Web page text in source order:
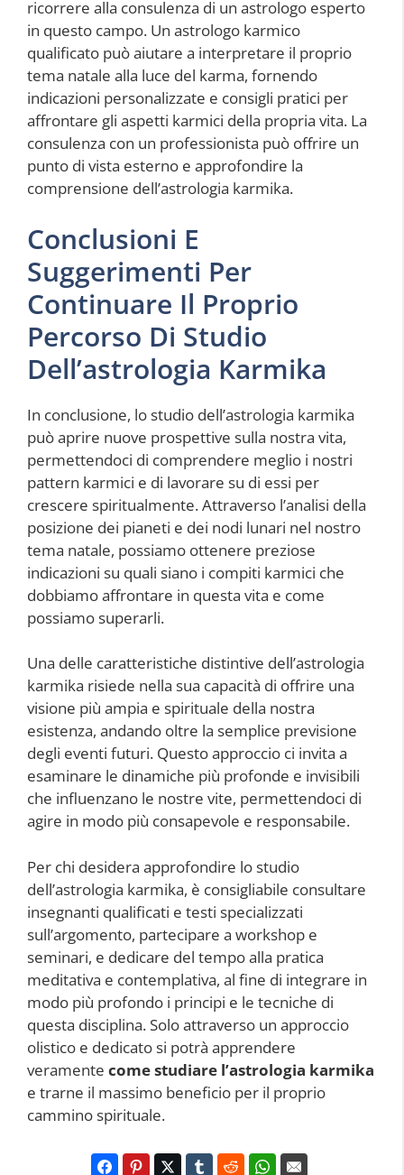
ricorrere alla consulenza di un astrologo esperto
in questo campo. Un astrologo karmico
qualificato può aiutare a interpretare il proprio
tema natale alla luce del karma, fornendo
indicazioni personalizzate e consigli pratici per
affrontare gli aspetti karmici della propria vita. La
consulenza con un professionista può offrire un
punto di vista esterno e approfondire la
comprensione dell’astrologia karmika.
Conclusioni E
Suggerimenti Per
Continuare Il Proprio
Percorso Di Studio
Dell’astrologia Karmika
In conclusione, lo studio dell’astrologia karmika
può aprire nuove prospettive sulla nostra vita,
permettendoci di comprendere meglio i nostri
pattern karmici e di lavorare su di essi per
crescere spiritualmente. Attraverso l’analisi della
posizione dei pianeti e dei nodi lunari nel nostro
tema natale, possiamo ottenere preziose
indicazioni su quali siano i compiti karmici che
dobbiamo affrontare in questa vita e come
possiamo superarli.
Una delle caratteristiche distintive dell’astrologia
karmika risiede nella sua capacità di offrire una
visione più ampia e spirituale della nostra
esistenza, andando oltre la semplice previsione
degli eventi futuri. Questo approccio ci invita a
esaminare le dinamiche più profonde e invisibili
che influenzano le nostre vite, permettendoci di
agire in modo più consapevole e responsabile.
Per chi desidera approfondire lo studio
dell’astrologia karmika, è consigliabile consultare
insegnanti qualificati e testi specializzati
sull’argomento, partecipare a workshop e
seminari, e dedicare del tempo alla pratica
meditativa e contemplativa, al fine di integrare in
modo più profondo i principi e le tecniche di
questa disciplina. Solo attraverso un approccio
olistico e dedicato si potrà apprendere
veramente come studiare l’astrologia karmika
e trarne il massimo beneficio per il proprio
cammino spirituale.